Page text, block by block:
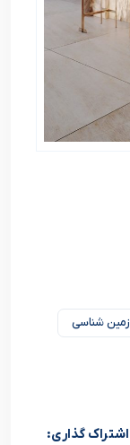
شناسی
اشتراک گذاری: